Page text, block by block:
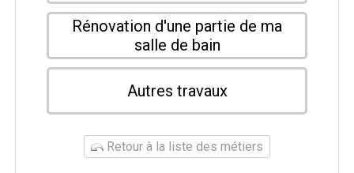
Rénovation d'une partie de ma
salle de bain
Autres travaux
Retour à la liste des métiers